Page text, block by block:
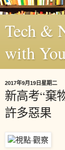
Tech &
with
2017年9月19日星期二
新高考“棄
許多惡果